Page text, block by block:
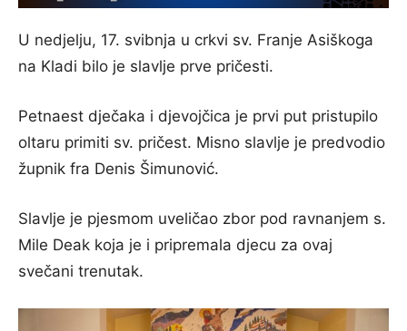
U nedjelju, 17. svibnja u crkvi sv. Franje Asiškoga
na Kladi bilo je slavlje prve pričesti.
Petnaest dječaka i djevojčica je prvi put pristupilo
oltaru primiti sv. pričest. Misno slavlje je predvodio
župnik fra Denis Šimunović.
Slavlje je pjesmom uveličao zbor pod ravnanjem s.
Mile Deak koja je i pripremala djecu za ovaj
svečani trenutak.